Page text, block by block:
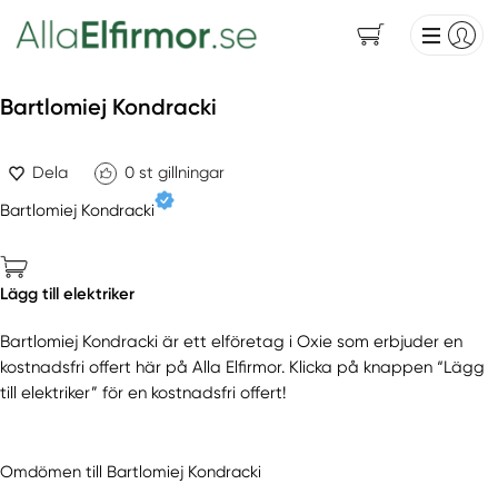
Bartlomiej Kondracki
Dela 0 st gillningar
Bartlomiej Kondracki
Lägg till elektriker
Bartlomiej Kondracki är ett elföretag i Oxie som erbjuder en
kostnadsfri offert här på Alla Elfirmor. Klicka på knappen “Lägg
till elektriker” för en kostnadsfri offert!
Omdömen till Bartlomiej Kondracki